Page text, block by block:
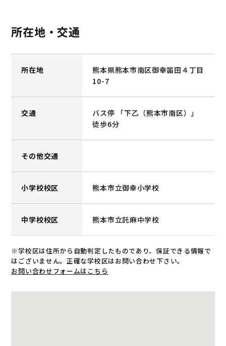
所在地・交通
所在地
熊本県熊本市南区御幸笛田４丁目
10-7
交通
バス停 「下乙（熊本市南区）」
徒歩6分
その他交通
小学校校区 熊本市立御幸小学校
中学校校区 熊本市立託麻中学校
※学校区は住所から自動判定したものであり、保証できる情報で
はございません。正確な学校区はお問い合わせ下さい。
お問い合わせフォームはこちら